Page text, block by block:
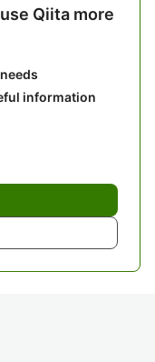
Qiita more
information